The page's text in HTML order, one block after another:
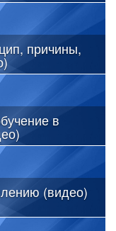
причины,
в
(видео)